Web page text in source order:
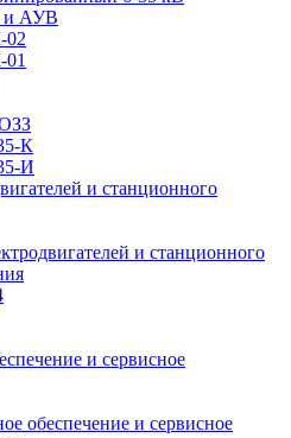
и АУВ
К
И
и станционного
и станционного
и сервисное
обеспечение и сервисное